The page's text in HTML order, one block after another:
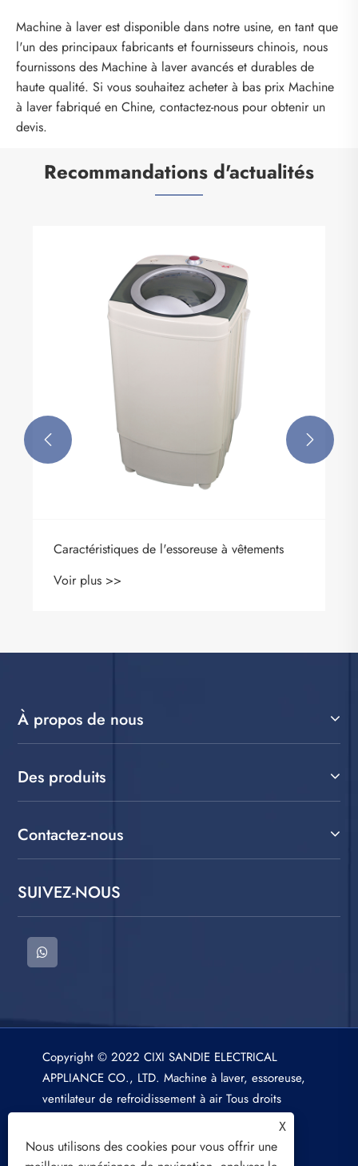
Machine à laver est disponible dans notre usine, en tant que
l'un des principaux fabricants et fournisseurs chinois, nous
fournissons des Machine à laver avancés et durables de
haute qualité. Si vous souhaitez acheter à bas prix Machine
à laver fabriqué en Chine, contactez-nous pour obtenir un
devis.
Recommandations d'actualités
Caractéristiques de l'essoreuse à vêtements
Voir plus >>
 
À propos de nous
Des produits
Contactez-nous
SUIVEZ-NOUS
Copyright © 2022 CIXI SANDIE ELECTRICAL
APPLIANCE CO., LTD. Machine à laver, essoreuse,
ventilateur de refroidissement à air Tous droits
X
Nous utilisons des cookies pour vous offrir une